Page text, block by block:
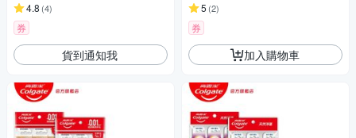
4.8 (4)
券
貨到通知我
5 (2)
券
加入購物車